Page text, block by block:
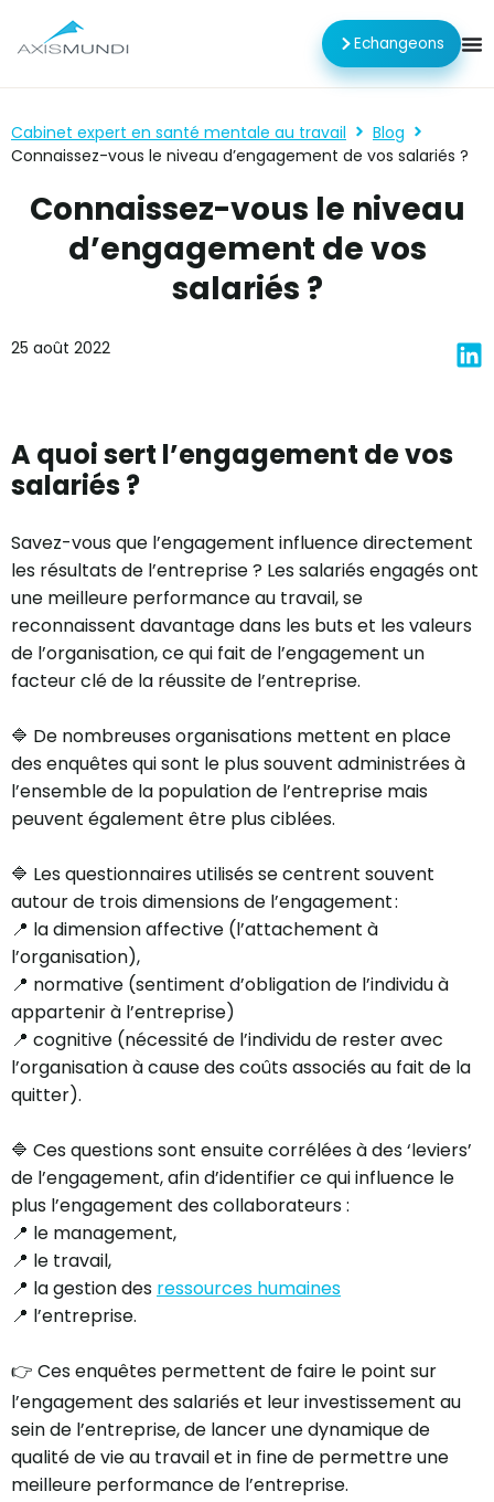
Echangeons
Cabinet expert en santé mentale au travail
Blog
Connaissez-vous le niveau d’engagement de vos salariés ?
Connaissez-vous le niveau
d’engagement de vos
salariés ?
25 août 2022
A quoi sert l’engagement de vos
salariés ?
Savez-vous que l’engagement influence directement
les résultats de l’entreprise ? Les salariés engagés ont
une meilleure performance au travail, se
reconnaissent davantage dans les buts et les valeurs
de l’organisation, ce qui fait de l’engagement un
facteur clé de la réussite de l’entreprise.
🔷 De nombreuses organisations mettent en place
des enquêtes qui sont le plus souvent administrées à
l’ensemble de la population de l’entreprise mais
peuvent également être plus ciblées.
🔷 Les questionnaires utilisés se centrent souvent
autour de trois dimensions de l’engagement :
📍 la dimension affective (l’attachement à
l’organisation),
📍 normative (sentiment d’obligation de l’individu à
appartenir à l’entreprise)
📍 cognitive (nécessité de l’individu de rester avec
l’organisation à cause des coûts associés au fait de la
quitter).
🔷 Ces questions sont ensuite corrélées à des ‘leviers’
de l’engagement, afin d’identifier ce qui influence le
plus l’engagement des collaborateurs :
📍 le management,
📍 le travail,
📍 la gestion des ressources humaines
📍 l’entreprise.
👉 Ces enquêtes permettent de faire le point sur
l’engagement des salariés et leur investissement au
sein de l’entreprise, de lancer une dynamique de
qualité de vie au travail et in fine de permettre une
meilleure performance de l’entreprise.